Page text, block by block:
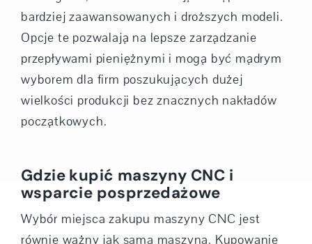
bardziej zaawansowanych i droższych modeli.
Opcje te pozwalają na lepsze zarządzanie
przepływami pieniężnymi i mogą być mądrym
wyborem dla firm poszukujących dużej
wielkości produkcji bez znacznych nakładów
początkowych.
Gdzie kupić maszyny CNC i
wsparcie posprzedażowe
Wybór miejsca zakupu maszyny CNC jest
równie ważny jak sama maszyna. Kupowanie